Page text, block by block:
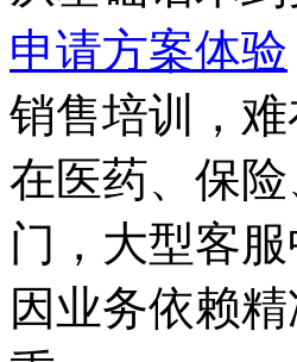
申请方案体验
销售培训，
在医药、保
门，大型客服
因业务依赖精